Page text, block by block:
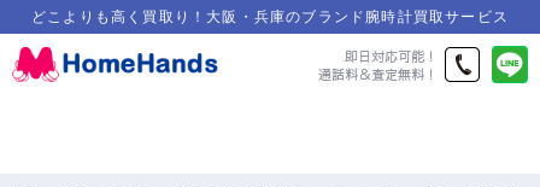
どこよりも高く買取り！大阪・兵庫のブランド腕時計買取サービス